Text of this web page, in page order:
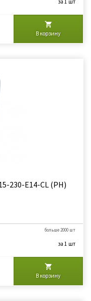
В корзину
230-E14-CL (РН)
больше 2000 шт
за 1 шт
В корзину